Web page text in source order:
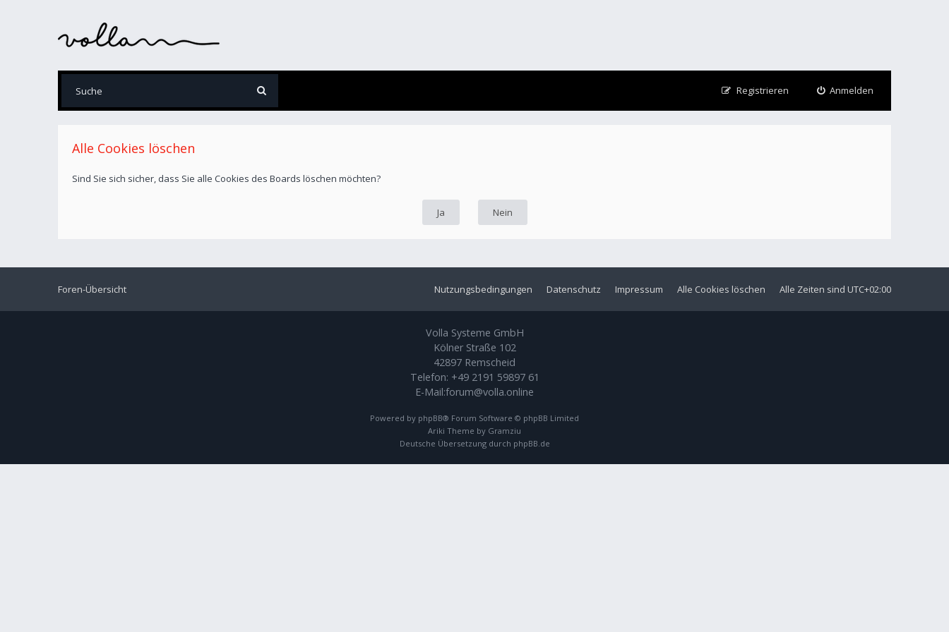
Anmelden
Registrieren
Alle Cookies löschen
Sind Sie sich sicher, dass Sie alle Cookies des Boards löschen möchten?
Foren-Übersicht Alle Zeiten sind UTC+02:00
Alle Cookies löschen
Impressum
Datenschutz
Nutzungsbedingungen
Volla Systeme GmbH
Kölner Straße 102
42897 Remscheid
Telefon: +49 2191 59897 61
E-Mail:forum@volla.online
Powered by phpBB® Forum Software © phpBB Limited
Ariki Theme by Gramziu
Deutsche Übersetzung durch phpBB.de